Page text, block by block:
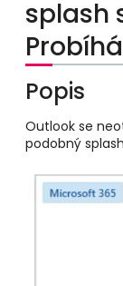
splash
Popis
Outlook se
podobný